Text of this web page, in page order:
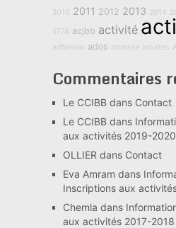
2010 2011 2012 2013 2014
5774 acjbb activité
adhésion ados adresse adultes
Commentaires
Le CCIBBdans Contact
Le CCIBBdans
aux activités 2019-2020
OLLIER dans Contact
Eva Amram dans
Inscriptions aux
Chemla dans
aux activités 2017-2018